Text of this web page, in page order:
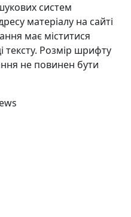
систем
матеріалу на сайті
має міститися
Розмір шрифту
не повинен бути